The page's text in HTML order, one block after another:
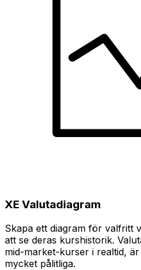
XE Valutadiagram
Skapa ett diagram för valfritt
att se deras kurshistorik.
mid-market-kurser i realtid,
mycket pålitliga.